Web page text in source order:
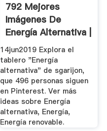
792 Mejores
Imágenes De
Energía Alternativa |
Energía ...
14jun2019 Explora el
tablero "Energía
alternativa" de sgarijon,
que 496 personas siguen
en Pinterest. Ver más
ideas sobre Energía
alternativa, Energía,
Energía renovable.